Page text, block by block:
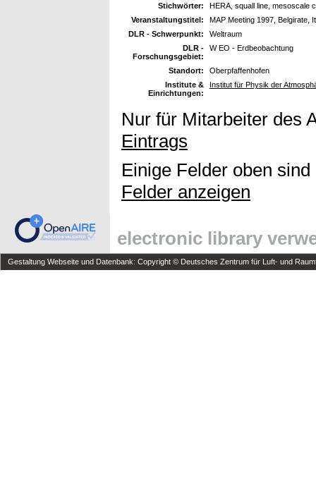
Stichwörter:
HERA, squall line, mesoscale
Veranstaltungstitel:
MAP Meeting 1997, Belgirate,
DLR - Schwerpunkt:
Weltraum
DLR -
Forschungsgebiet:
W EO - Erdbeobachtung
Standort:
Oberpfaffenhofen
Institute &
Einrichtungen:
Institut für Physik der
Nur für Mitarbeiter des
Eintrags
Einige Felder oben
Felder anzeigen
electronic library
Gestaltung Webseite und Datenbank: Copyright © Deutsches Zentrum für Luft- und